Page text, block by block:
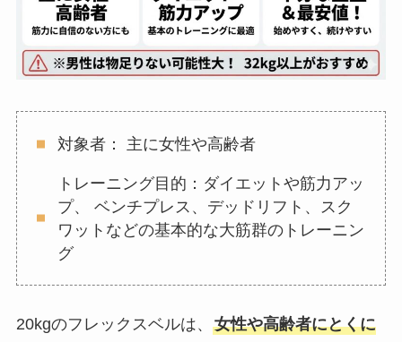
対象者： 主に女性や高齢者
トレーニング目的：ダイエットや筋力アッ
プ、 ベンチプレス、デッドリフト、スク
ワットなどの基本的な大筋群のトレーニン
グ
20kgのフレックスベルは、 女性や高齢者にとくに